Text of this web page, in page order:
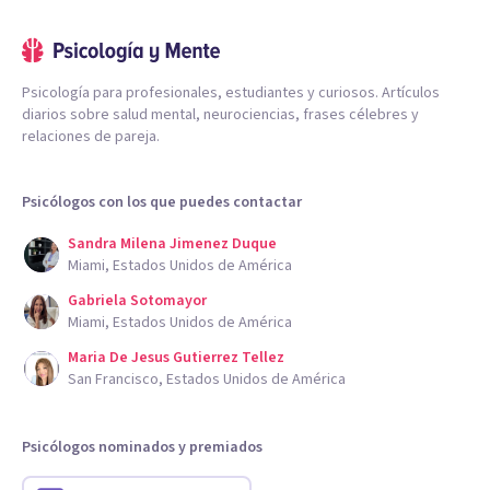
Psicología para profesionales, estudiantes y curiosos. Artículos
diarios sobre salud mental, neurociencias, frases célebres y
relaciones de pareja.
Psicólogos con los que puedes contactar
Sandra Milena Jimenez Duque
Miami, Estados Unidos de América
Gabriela Sotomayor
Miami, Estados Unidos de América
Maria De Jesus Gutierrez Tellez
San Francisco, Estados Unidos de América
Psicólogos nominados y premiados